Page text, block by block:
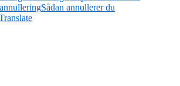
Sådan annullerer du